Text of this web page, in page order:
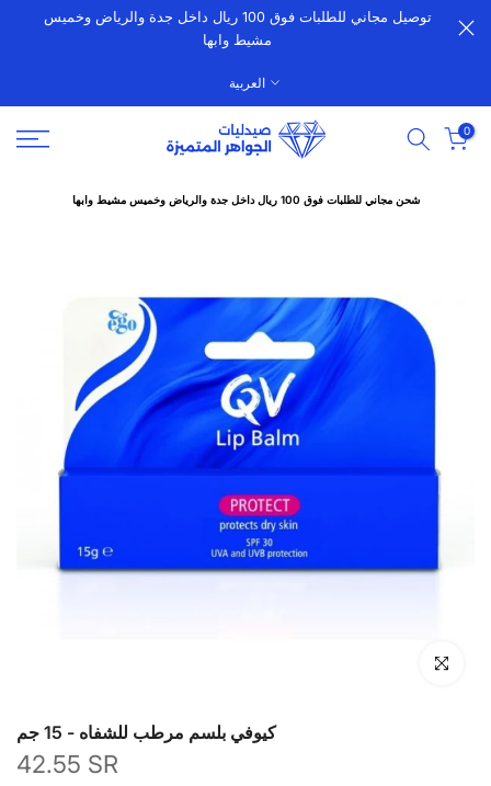
الانتقالتوصيل مجاني للطلبات فوق 100 ريال داخل جدة والرياض وخميس
مشيط وابها
العربية
0
شحن مجاني للطلبات فوق 100 ريال داخل جدة والرياض وخميس مشيط وابها
انقر للتكبير
كيوفي بلسم مرطب للشفاه - 15 جم
42.55 SR